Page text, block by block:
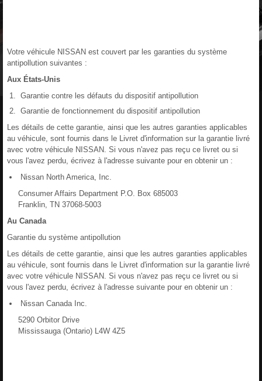
Votre véhicule NISSAN est couvert par les garanties du système
antipollution suivantes :
Aux États-Unis
Garantie contre les défauts du dispositif antipollution
Garantie de fonctionnement du dispositif antipollution
Les détails de cette garantie, ainsi que les autres garanties applicables
au véhicule, sont fournis dans le Livret d'information sur la garantie livré
avec votre véhicule NISSAN. Si vous n'avez pas reçu ce livret ou si
vous l'avez perdu, écrivez à l'adresse suivante pour en obtenir un :
Nissan North America, Inc.
Consumer Affairs Department P.O. Box 685003
Franklin, TN 37068-5003
Au Canada
Garantie du système antipollution
Les détails de cette garantie, ainsi que les autres garanties applicables
au véhicule, sont fournis dans le Livret d'information sur la garantie livré
avec votre véhicule NISSAN. Si vous n'avez pas reçu ce livret ou si
vous l'avez perdu, écrivez à l'adresse suivante pour en obtenir un :
Nissan Canada Inc.
5290 Orbitor Drive
Mississauga (Ontario) L4W 4Z5